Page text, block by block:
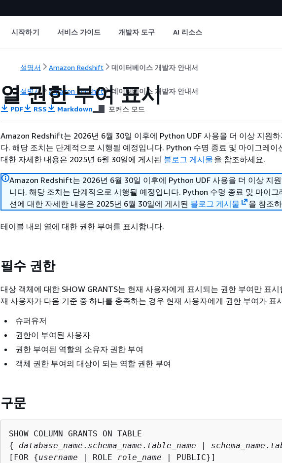
시작하기 서비스 가이드 개발자 도구 AI 리소스
설명서 Amazon Redshift 데이터베이스 개발자 안내서
설명서 Amazon Redshift 데이터베이스 개발자 안내서
열 권한 부여 표시
PDF RSS Markdown 포커스 모드
Amazon Redshift는 2026년 6월 30일 이후에 Python UDF 사용을 더 이상 지원하
다. 해당 조치는 단계적으로 시행될 예정입니다. Python 수명 종료 및 마이그레이
대한 자세한 내용은 2025년 6월 30일에 게시된 블로그 게시물 을 참조하세요.
Amazon Redshift는 2026년 6월 30일 이후에 Python UDF 사용을 더 이상 지
니다. 해당 조치는 단계적으로 시행될 예정입니다. Python 수명 종료 및 마이그
션에 대한 자세한 내용은 2025년 6월 30일에 게시된 블로그 게시물 을 참조
테이블 내의 열에 대한 권한 부여를 표시합니다.
필수 권한
대상 객체에 대한 SHOW GRANTS는 현재 사용자에게 표시되는 권한 부여만 표시
재 사용자가 다음 기준 중 하나를 충족하는 경우 현재 사용자에게 권한 부여가 표
슈퍼유저
권한이 부여된 사용자
권한 부여된 역할의 소유자 권한 부여
객체 권한 부여의 대상이 되는 역할 권한 부여
구문
{
database_name . schema_name . table_name | schema_name .
[FOR {username | ROLE role_name | PUBLIC}]